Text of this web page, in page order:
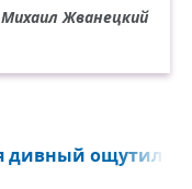
Михаил Жванецкий
дивный ощутил в